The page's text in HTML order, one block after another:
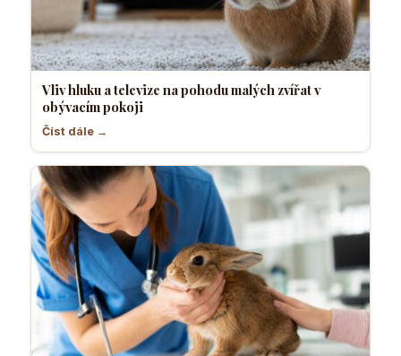
Vliv hluku a televize na pohodu malých zvířat v
obývacím pokoji
Číst dále →